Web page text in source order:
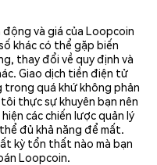
và giá của Loopcoin
khác có thể gặp biến
thay đổi về quy định và
Giao dịch tiền điện tử
trong quá khứ không phản
thực sự khuyên bạn nên
các chiến lược quản lý
đủ khả năng để mất.
kỳ tổn thất nào mà bạn
Loopcoin.